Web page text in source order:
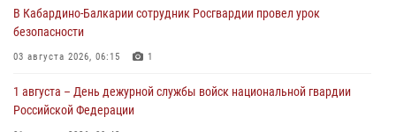
В Кабардино‑Балкарии сотрудник Росгвардии провел урок
безопасности
03 августа 2026, 06:15 1
1 августа – День дежурной службы войск национальной гвардии
Российской Федерации